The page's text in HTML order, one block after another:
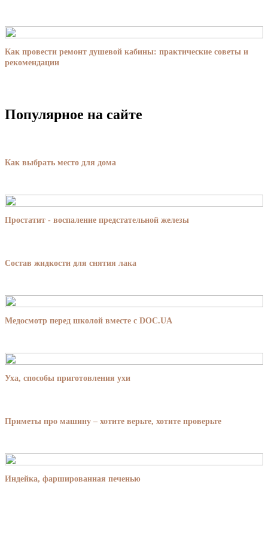
Как провести ремонт душевой кабины: практические советы и
рекомендации
Популярное на сайте
Как выбрать место для дома
Простатит - воспаление предстательной железы
Состав жидкости для снятия лака
Медосмотр перед школой вместе с DOC.UA
Уха, способы приготовления ухи
Приметы про машину – хотите верьте, хотите проверьте
Индейка, фаршированная печенью